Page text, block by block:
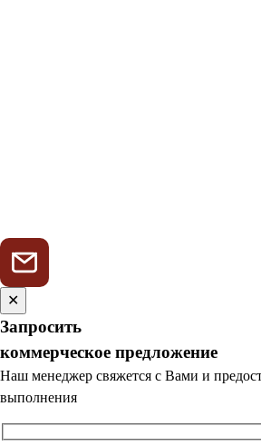
✕
Запросить
коммерческое предложение
Наш менеджер свяжется с Вами и
выполнения